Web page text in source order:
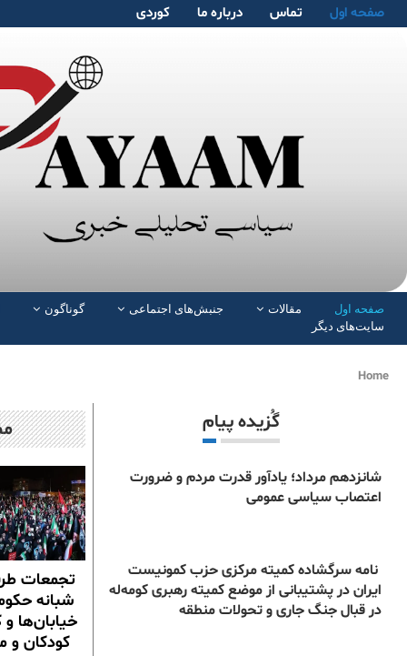
صفحە اول تماس دربارە ما کوردی
صفحە اول مقالات جنبش‌های اجتماعی گوناگون
سایت‌های دیگر
Home
گُزیده پیام
شانزدهم مرداد؛ یادآور قدرت مردم و ضرورت
اعتصاب سیاسی عمومی
نامه سرگشاده کمیته مرکزی حزب کمونیست
ایران در پشتیبانی از موضع کمیته رهبری کومه‌له
در قبال جنگ جاری و تحولات منطقه
تجمعات
شبانه
خیابان‌ها
کودکان و